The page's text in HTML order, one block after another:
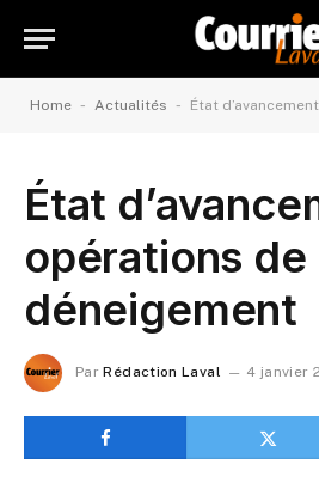
Home - Actualités - État d’avancement
État
opérations de
déneigement
Par Rédaction Laval 4 janvier